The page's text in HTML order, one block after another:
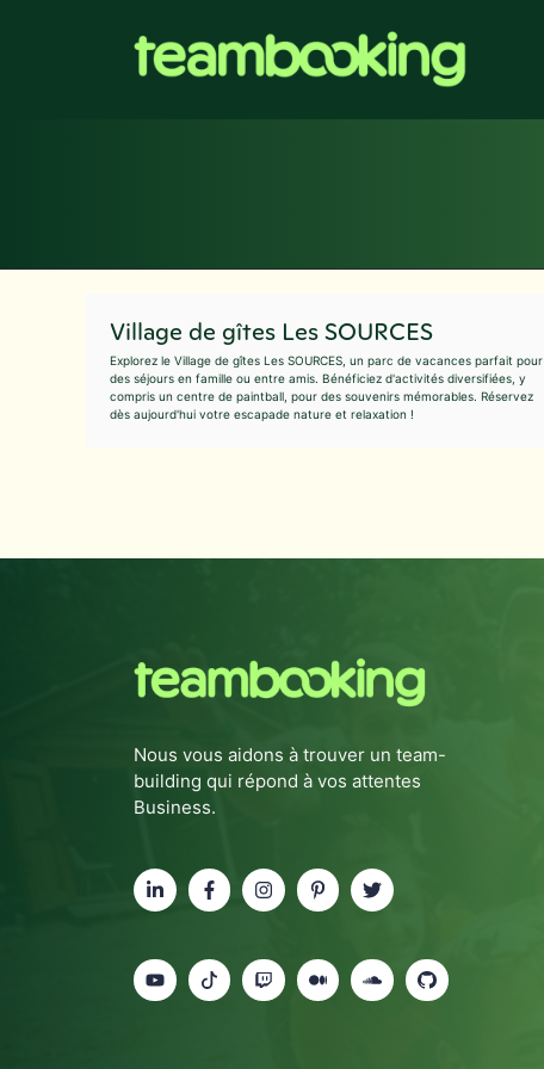
Village de gîtes Les SOURCES
Explorez le Village de gîtes Les SOURCES, un parc de vacances parfait pour
des séjours en famille ou entre amis. Bénéficiez d'activités diversifiées, y
compris un centre de paintball, pour des souvenirs mémorables. Réservez
dès aujourd'hui votre escapade nature et relaxation !
Nous vous aidons à trouver un team-
building qui répond à vos attentes
Business.